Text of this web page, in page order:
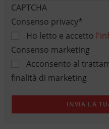
CAPTCHA
Consenso privacy*
Ho letto e accetto
Consenso marketing
Acconsento al
finalità di marketing